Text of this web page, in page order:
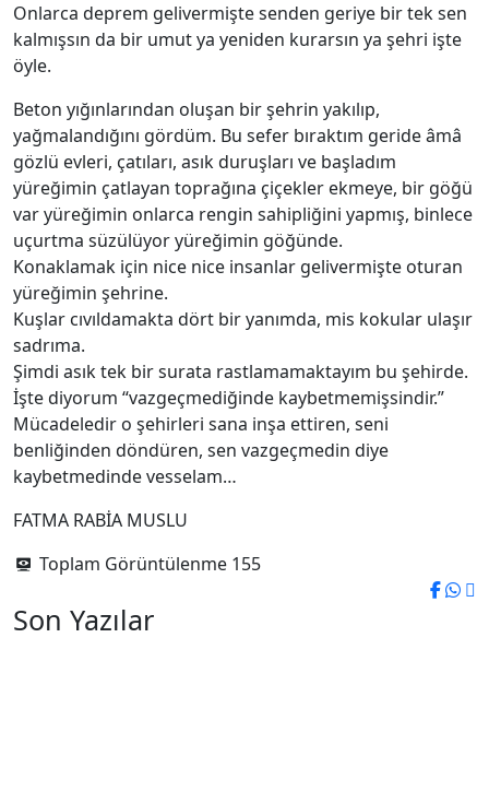
Onlarca deprem gelivermişte senden geriye bir tek sen
kalmışsın da bir umut ya yeniden kurarsın ya şehri işte
öyle.
Beton yığınlarından oluşan bir şehrin yakılıp,
yağmalandığını gördüm. Bu sefer bıraktım geride âmâ
gözlü evleri, çatıları, asık duruşları ve başladım
yüreğimin çatlayan toprağına çiçekler ekmeye, bir göğü
var yüreğimin onlarca rengin sahipliğini yapmış, binlece
uçurtma süzülüyor yüreğimin göğünde.
Konaklamak için nice nice insanlar gelivermişte oturan
yüreğimin şehrine.
Kuşlar cıvıldamakta dört bir yanımda, mis kokular ulaşır
sadrıma.
Şimdi asık tek bir surata rastlamamaktayım bu şehirde.
İşte diyorum “vazgeçmediğinde kaybetmemişsindir.”
Mücadeledir o şehirleri sana inşa ettiren, seni
benliğinden döndüren, sen vazgeçmedin diye
kaybetmedinde vesselam…
FATMA RABİA MUSLU
Toplam Görüntülenme 155
Son Yazılar